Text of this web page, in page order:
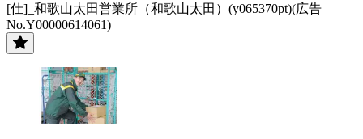
[仕]_和歌山太田営業所（和歌山太田）(y065370pt)(広告
No.Y00000614061)